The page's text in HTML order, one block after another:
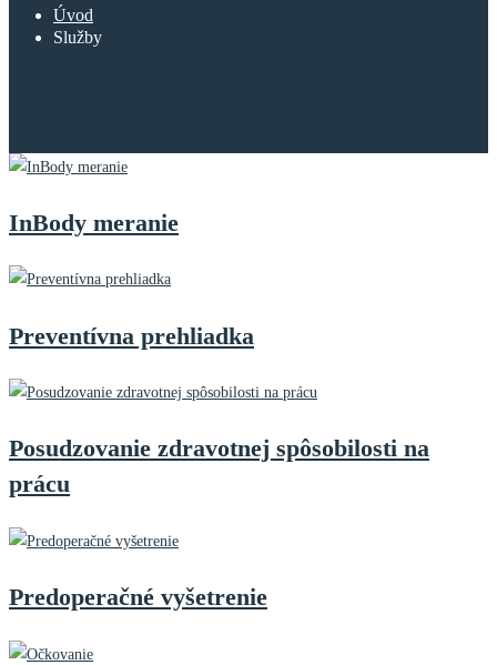
Úvod
Služby
InBody meranie
Preventívna prehliadka
Posudzovanie zdravotnej spôsobilosti na
prácu
Predoperačné vyšetrenie